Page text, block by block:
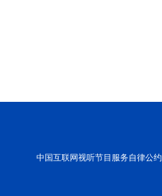
中国互联网视听节目服务自律公约